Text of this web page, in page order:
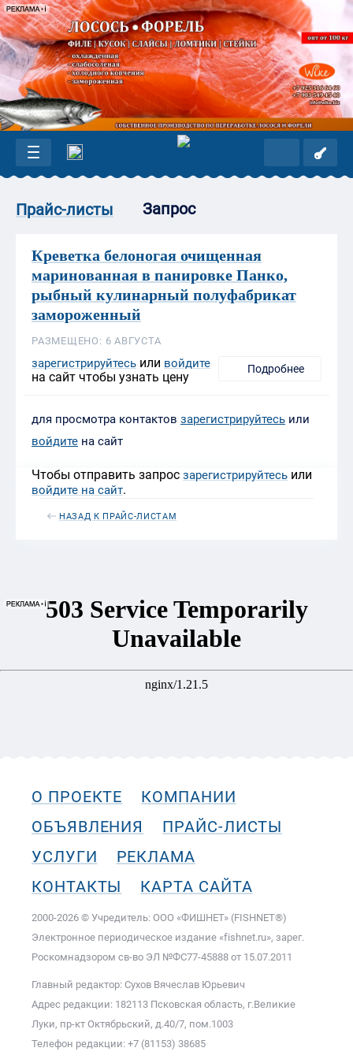
Прайс-листы Запрос
Креветка белоногая очищенная
маринованная в панировке Панко,
рыбный кулинарный полуфабрикат
замороженный
РАЗМЕЩЕНО: 6 АВГУСТА
зарегистрируйтесь или войдите
на сайт чтобы узнать цену
Подробнее
для просмотра контактов зарегистрируйтесь или
войдите на сайт
Чтобы отправить запрос зарегистрируйтесь или
войдите на сайт.
НАЗАД К ПРАЙС-ЛИСТАМ
О ПРОЕКТЕ
КОМПАНИИ
ОБЪЯВЛЕНИЯ
ПРАЙС-ЛИСТЫ
УСЛУГИ
РЕКЛАМА
КОНТАКТЫ
КАРТА САЙТА
2000-2026 © Учредитель: ООО «ФИШНЕТ» (FISHNET®)
Электронное периодическое издание «fishnet.ru», зарег.
Роскомнадзором cв-во ЭЛ №ФС77-45888 от 15.07.2011
Главный редактор: Сухов Вячеслав Юрьевич
Адрес редакции: 182113 Псковская область, г.Великие
Луки, пр-кт Октябрьский, д.40/7, пом.1003
Телефон редакции: +7 (81153) 38685